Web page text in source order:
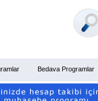
Bedava Programlar